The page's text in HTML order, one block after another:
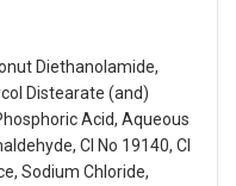
Diethanolamide,
Distearate (and)
Acid, Aqueous
CI No 19140, CI
Sodium Chloride,